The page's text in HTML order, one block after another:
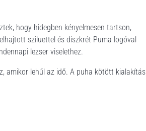
hogy hidegben kényelmesen tartson,
sziluettel és diszkrét Puma logóval
lezser viselethez.
amikor lehűl az idő. A puha kötött kialakítás